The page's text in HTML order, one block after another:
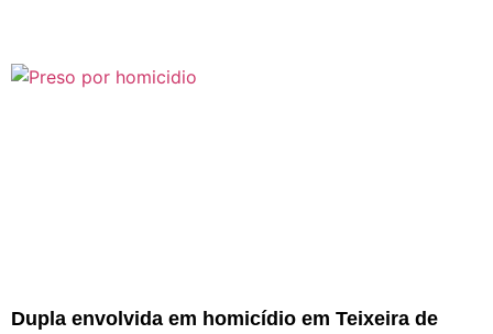
Dupla envolvida em homicídio em Teixeira de